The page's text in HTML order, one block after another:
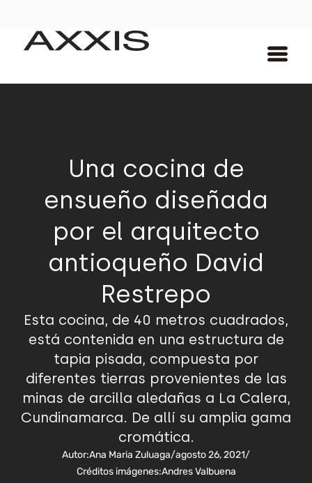
Una cocina de
ensueño diseñada
por el arquitecto
antioqueño David
Restrepo
Esta cocina, de 40 metros cuadrados,
está contenida en una estructura de
tapia pisada, compuesta por
diferentes tierras provenientes de las
minas de arcilla aledañas a La Calera,
Cundinamarca. De allí su amplia gama
cromática.
Autor:Ana Maria Zuluaga/agosto 26, 2021/
Créditos imágenes:Andres Valbuena